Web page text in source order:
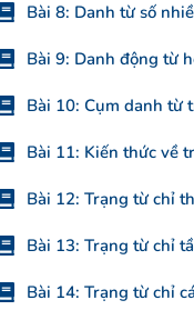
Bài 8: Danh từ số
Bài 9: Danh động từ
Bài 10: Cụm danh từ
Bài 11: Kiến thức về
Bài 12: Trạng từ chỉ
Bài 13: Trạng từ chỉ
Bài 14: Trạng từ chỉ